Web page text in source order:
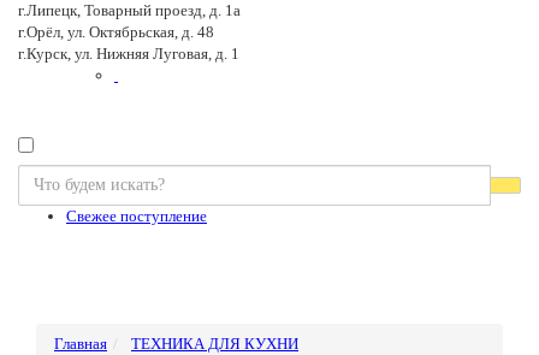
г.Липецк, Товарный проезд, д. 1а
г.Орёл, ул. Октябрьская, д. 48
г.Курск, ул. Нижняя Луговая, д. 1
Свежее поступление
Главная
ТЕХНИКА ДЛЯ КУХНИ